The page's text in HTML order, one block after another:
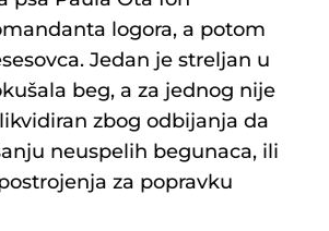
logora, a potom
Jedan je streljan u
beg, a za jednog nije
zbog odbijanja da
neuspelih begunaca, ili
za popravku